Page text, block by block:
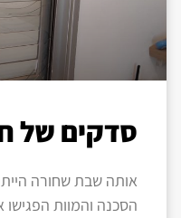
סדקים של
אותה שבת שחורה
הסכנה והמוות הפגישו